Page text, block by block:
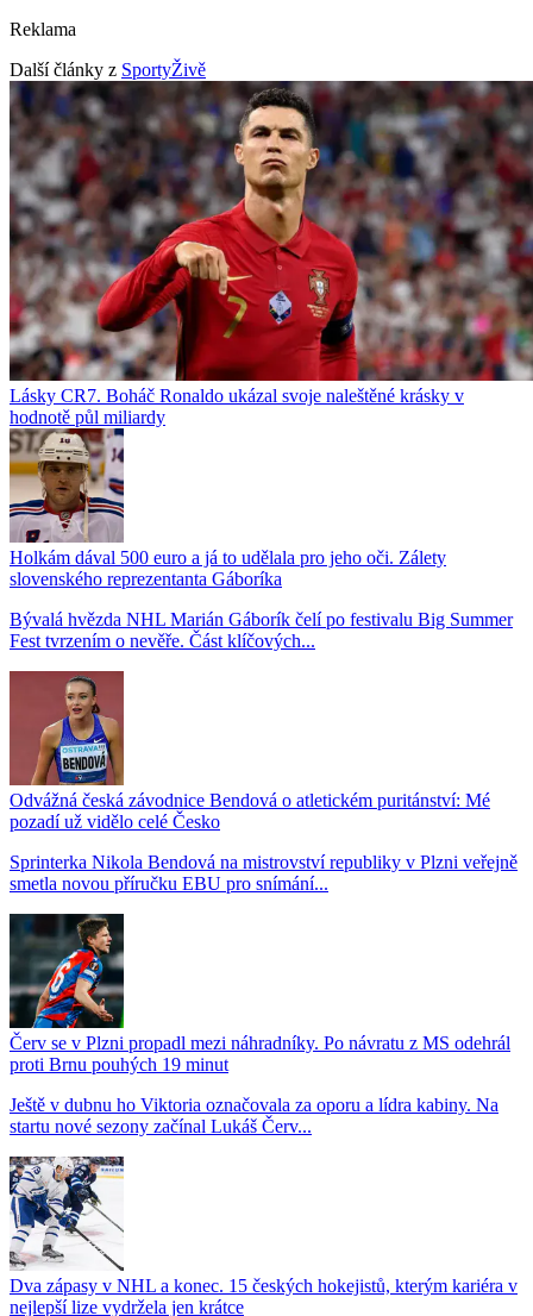
Reklama
Další články z SportyŽivě
Lásky CR7. Boháč Ronaldo ukázal svoje naleštěné krásky v
hodnotě půl miliardy
Holkám dával 500 euro a já to udělala pro jeho oči. Zálety
slovenského reprezentanta Gáboríka
Bývalá hvězda NHL Marián Gáborík čelí po festivalu Big Summer
Fest tvrzením o nevěře. Část klíčových...
Odvážná česká závodnice Bendová o atletickém puritánství: Mé
pozadí už vidělo celé Česko
Sprinterka Nikola Bendová na mistrovství republiky v Plzni veřejně
smetla novou příručku EBU pro snímání...
Červ se v Plzni propadl mezi náhradníky. Po návratu z MS odehrál
proti Brnu pouhých 19 minut
Ještě v dubnu ho Viktoria označovala za oporu a lídra kabiny. Na
startu nové sezony začínal Lukáš Červ...
Dva zápasy v NHL a konec. 15 českých hokejistů, kterým kariéra v
nejlepší lize vydržela jen krátce